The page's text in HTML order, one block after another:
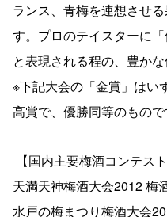
ランス、青梅を連想させ
す。プロのテイスターに
と表現される程の、豊か
※下記大会の「金賞」はい
高賞で、優勝同等のもので
【国内主要梅酒コンテス
天満天神梅酒大会2012梅
水戸の梅まつり梅酒大会